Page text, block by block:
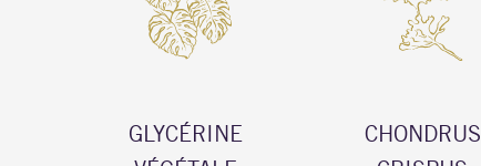
GLYCÉRINE
CHONDRUS